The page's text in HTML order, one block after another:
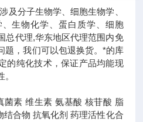
涉及分子生物学、细胞生物学、
生物化学、蛋白质学、细胞
总代理,华东地区代理范围内免
，我们可以包退换货。 *的库
的纯化技术，保证产品均能现
菌素 维生素 氨基酸 核苷酸 脂
合物 抗氧化剂 药理活性化合